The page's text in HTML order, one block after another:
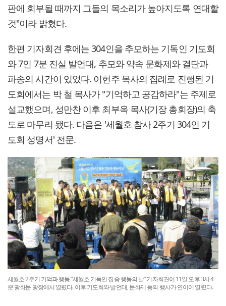
판에 회부될 때까지 그들의 목소리가 높아지도록 연대할
것"이라 밝혔다.
한편 기자회견 후에는 304인을 추모하는 기독인 기도회
와 7인 7분 진실 발언대, 추모와 약속 문화제와 결단과
파송의 시간이 있었다. 이헌주 목사의 집례로 진행된 기
도회에서는 박 철 목사가 "기억하고 공감하라"는 주제로
설교했으며, 성만찬 이후 최부옥 목사(기장 총회장)의 축
도로 마무리 됐다. 다음은 '세월호 참사 2주기 304인 기
도회 성명서' 전문.
세월호 2주기 기억과 행동 “세월호 기독인 집중 행동의 날” 기자회견이 11일 오후 3시 4
분 광화문 광장에서 열렸다. 이후 기도회와 발언대, 문화제 등의 행사가 연이어 열렸다.